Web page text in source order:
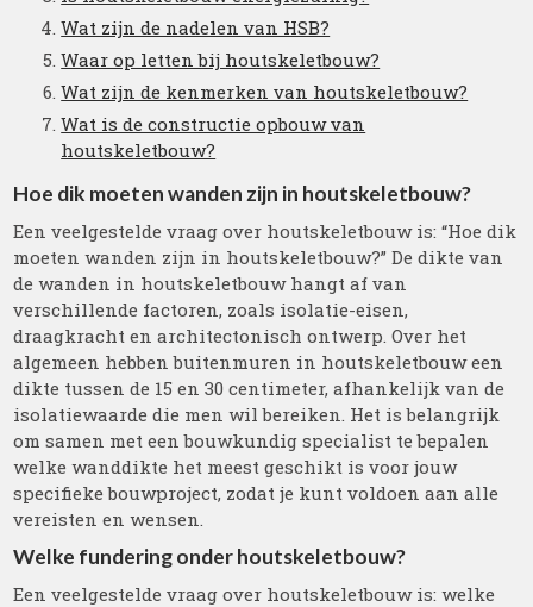
Wat zijn de nadelen van HSB?
Waar op letten bij houtskeletbouw?
Wat zijn de kenmerken van houtskeletbouw?
Wat is de constructie opbouw van
houtskeletbouw?
Hoe dik moeten wanden zijn in houtskeletbouw?
Een veelgestelde vraag over houtskeletbouw is: “Hoe dik
moeten wanden zijn in houtskeletbouw?” De dikte van
de wanden in houtskeletbouw hangt af van
verschillende factoren, zoals isolatie-eisen,
draagkracht en architectonisch ontwerp. Over het
algemeen hebben buitenmuren in houtskeletbouw een
dikte tussen de 15 en 30 centimeter, afhankelijk van de
isolatiewaarde die men wil bereiken. Het is belangrijk
om samen met een bouwkundig specialist te bepalen
welke wanddikte het meest geschikt is voor jouw
specifieke bouwproject, zodat je kunt voldoen aan alle
vereisten en wensen.
Welke fundering onder houtskeletbouw?
Een veelgestelde vraag over houtskeletbouw is: welke